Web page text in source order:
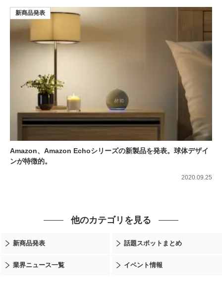
Amazon、Amazon Echoシリーズの新製品を発表。球体デザイ
ンが特徴的。
新商品発表
2020.09.25
他のカテゴリを見る
新商品発表 話題スポットまとめ
業界ニュース一覧 イベント情報